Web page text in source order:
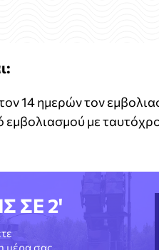
14 ημερών τον
εμβολιασμού με
ΣΕ 2'
μέρα σας.